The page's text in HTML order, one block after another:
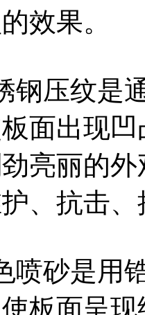
效果。
钢压纹是
面出现
亮丽的
、抗击
喷砂是用
板面呈